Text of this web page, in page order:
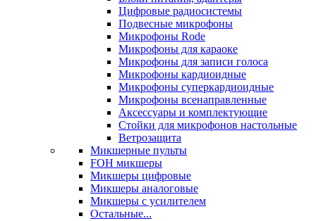
Цифровые радиосистемы
Подвесные микрофоны
Микрофоны Rode
Микрофоны для караоке
Микрофоны для записи голоса
Микрофоны кардиоидные
Микрофоны суперкардиоидные
Микрофоны всенаправленные
Аксессуары и комплектующие
Стойки для микрофонов настольные
Ветрозащита
Микшерные пульты
FOH микшеры
Микшеры цифровые
Микшеры аналоговые
Микшеры с усилителем
Остальные...